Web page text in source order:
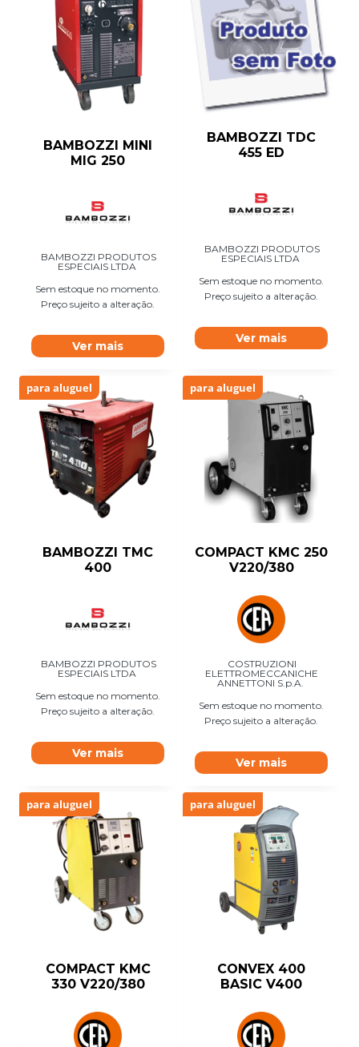
BAMBOZZI MINI
MIG 250
BAMBOZZI PRODUTOS
ESPECIAIS LTDA
Sem estoque no momento.
Preço sujeito a alteração.
Ver mais
BAMBOZZI TDC
455 ED
BAMBOZZI PRODUTOS
ESPECIAIS LTDA
Sem estoque no momento.
Preço sujeito a alteração.
Ver mais
para aluguel
BAMBOZZI TMC
400
BAMBOZZI PRODUTOS
ESPECIAIS LTDA
Sem estoque no momento.
Preço sujeito a alteração.
Ver mais
para aluguel
COMPACT KMC 250
V220/380
COSTRUZIONI
ELETTROMECCANICHE
ANNETTONI S.p.A.
Sem estoque no momento.
Preço sujeito a alteração.
Ver mais
para aluguel
COMPACT KMC
330 V220/380
para aluguel
CONVEX 400
BASIC V400